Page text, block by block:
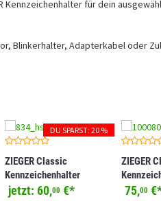
Kennzeichenhalter für dein
Blinkerhalter, Adapterkabel oder
ZIEGER Classic
Kennzeichenhalter
kompatibel mit Kawasaki
jetzt: 60,00 €*
DU SPARST: 20 %
ZIEGER
75,00 €